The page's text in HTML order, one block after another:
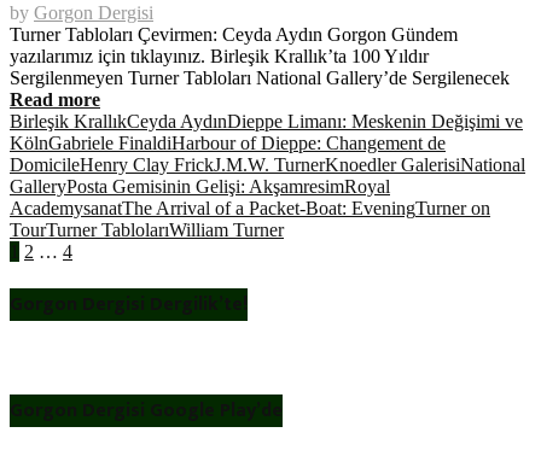
by Gorgon Dergisi
Turner Tabloları Çevirmen: Ceyda Aydın Gorgon Gündem
yazılarımız için tıklayınız. Birleşik Krallık’ta 100 Yıldır
Sergilenmeyen Turner Tabloları National Gallery’de Sergilenecek
Read more
Birleşik KrallıkCeyda AydınDieppe Limanı: Meskenin Değişimi ve
KölnGabriele FinaldiHarbour of Dieppe: Changement de
DomicileHenry Clay FrickJ.M.W. TurnerKnoedler GalerisiNational
GalleryPosta Gemisinin Gelişi: AkşamresimRoyal
AcademysanatThe Arrival of a Packet-Boat: EveningTurner on
TourTurner TablolarıWilliam Turner
Posts
pagination
2 … 4
Gorgon Dergisi Dergilik’te!
Gorgon Dergisi Google Play’de